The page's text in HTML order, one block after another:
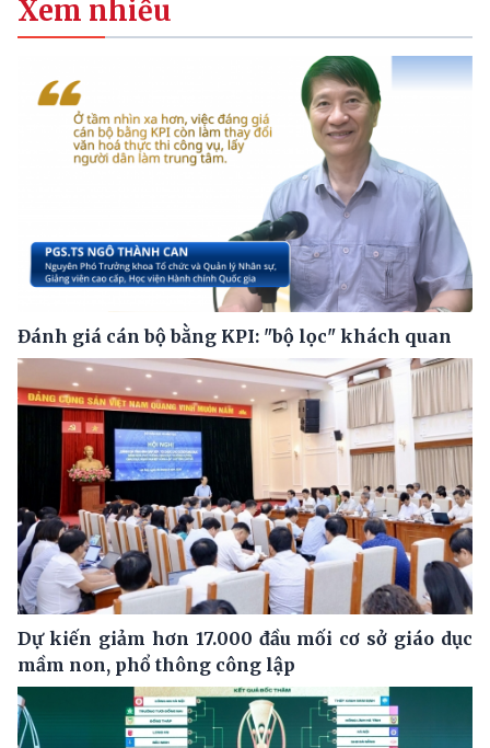
Xem nhiều
Đánh giá cán bộ bằng KPI: "bộ lọc" khách quan
Dự kiến giảm hơn 17.000 đầu mối cơ sở giáo dục
mầm non, phổ thông công lập